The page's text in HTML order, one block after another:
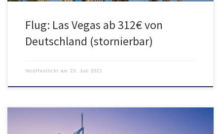
Flug: Las Vegas ab 312€ von
Deutschland (stornierbar)
Veröffentlicht am 23. Juli 2021